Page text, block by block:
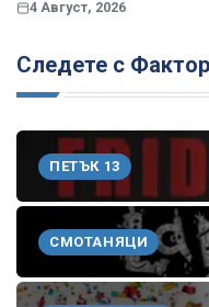
4 Август, 2026
Следете с Фактор
ПЕТЪК 13
СМОТАНЯЦИ